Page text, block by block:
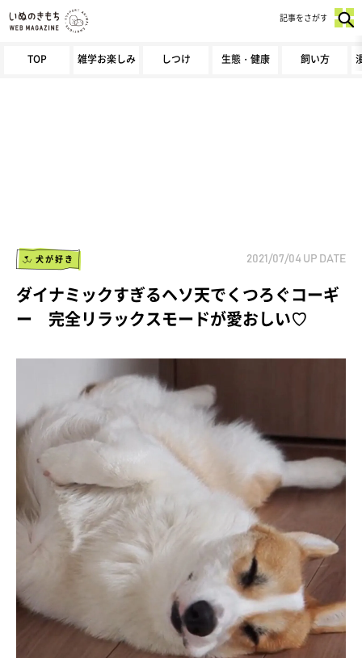
TOP 雑学お楽しみ しつけ 生態・健康 飼い方
記事をさがす
犬が好き 2021/07/04 UP DATE
ダイナミックすぎるヘソ天でくつろぐコーギ
ー 完全リラックスモードが愛おしい♡